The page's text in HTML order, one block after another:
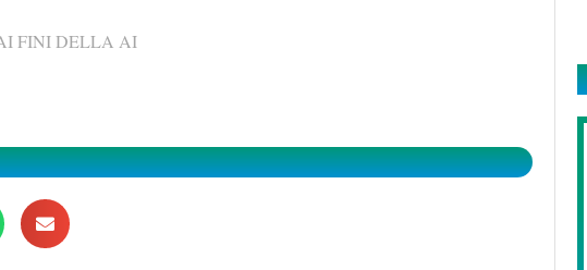
FINI DELLA AI